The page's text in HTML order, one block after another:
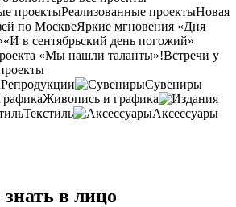
Реализованные проектыНовая
по МосквеЯркие мгновения «Дня
«И в сентябрьский день погожий»
«Мы нашли таланты»!Встречи у
Репродукции
Сувениры
Живопись и графика
Текстиль Аксессуары
в лицо